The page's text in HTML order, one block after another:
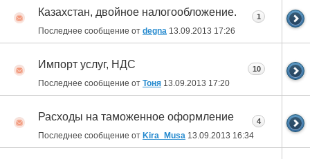
Казахстан, двойное налогообложение.
Последнее сообщение от degna 13.09.2013 17:26
1
Импорт услуг, НДС
Последнее сообщение от Тоня 13.09.2013 17:20
10
Расходы на таможенное оформление
Последнее сообщение от Kira_Musa 13.09.2013 16:34
4